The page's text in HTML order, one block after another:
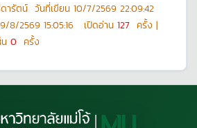
ารัตน์ วันที่เขียน 10/7/2569 22:09:42
9/8/2569 15:05:16 เปิดอ่าน 127 ครั้ง |
0 ครั้ง